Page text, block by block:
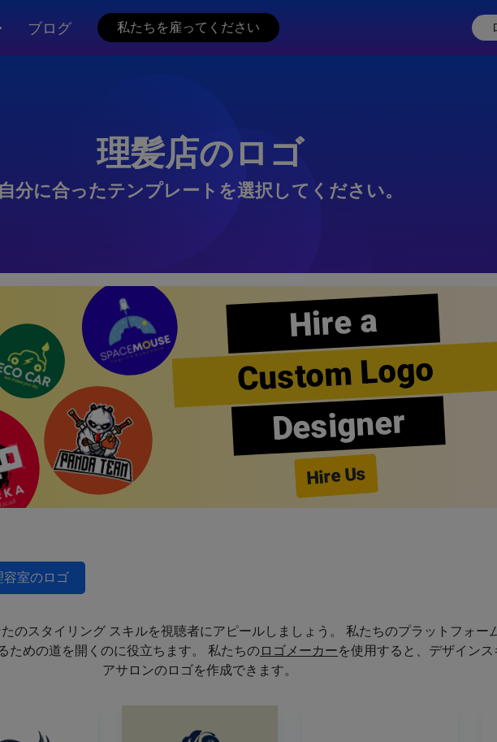
ブログ 私たちを雇ってください
理髪店のロゴ
自分に合ったテンプレートを選択してください。
Hire a
Custom Logo
Designer
Hire Us
容室のロゴ
のスタイリング スキルを視聴者にアピールしましょう。 私たちのプラットフォー
ための道を開くのに役立ちます。 私たちのロゴメーカーを使用すると、デザイン
アサロンのロゴを作成できます。